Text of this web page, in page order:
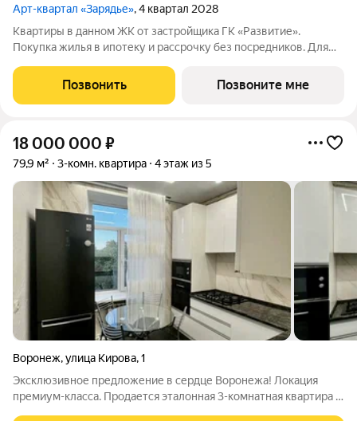
Арт-квартал «Зарядье», 4 квартал 2028
Квартиры в данном ЖК от застройщика ГК «Развитие».
Покупка жилья в ипотеку и рассрочку без посредников. Для
обращайтесь в отдел продаж застройщика.
Позвонить Позвоните мне
18 000 000 ₽
79,9 м² 3-комн. квартира 4 этаж из 5
Воронеж,улица Кирова,1
Эксклюзивное предложение в сердце Воронежа! Локация
премиум-класса. Продается эталонная 3-комнатная квартира в